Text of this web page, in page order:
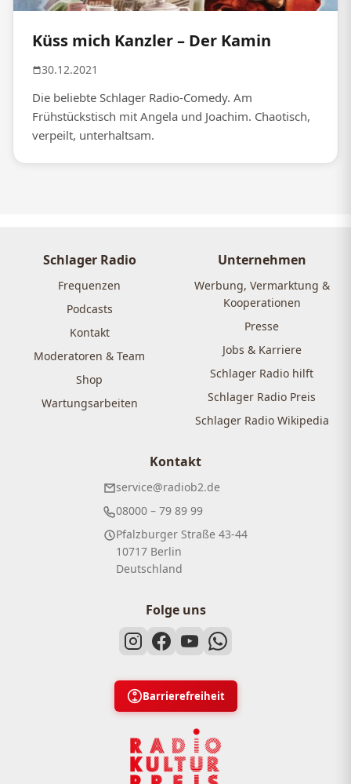
Küss mich Kanzler – Der Kamin
30.12.2021
Die beliebte Schlager Radio-Comedy. Am
Frühstückstisch mit Angela und Joachim. Chaotisch,
verpeilt, unterhaltsam.
Schlager Radio
Frequenzen
Podcasts
Kontakt
Moderatoren & Team
Shop
Wartungsarbeiten
Unternehmen
Werbung, Vermarktung &
Kooperationen
Presse
Jobs & Karriere
Schlager Radio hilft
Schlager Radio Preis
Schlager Radio Wikipedia
Kontakt
service@radiob2.de
08000 – 79 89 99
Pfalzburger Straße 43-44
10717 Berlin
Deutschland
Folge uns
Barrierefreiheit